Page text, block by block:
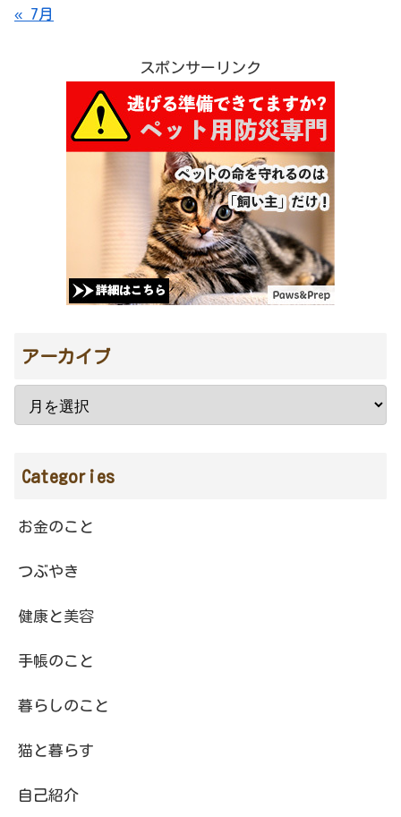
« 7月
スポンサーリンク
アーカイブ
Categories
お金のこと
つぶやき
健康と美容
手帳のこと
暮らしのこと
猫と暮らす
自己紹介